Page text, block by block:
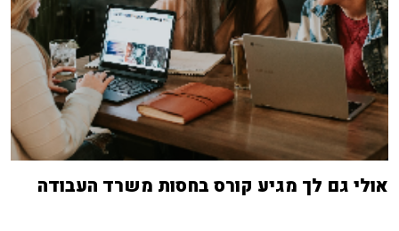
אולי גם לך מגיע קורס בחסות משרד העבודה